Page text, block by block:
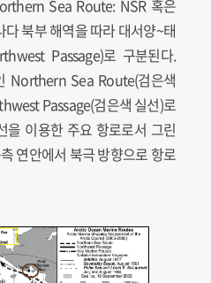
Sea Route: NSR 혹은
북부 해역을 따라 대서양~태
Passage)로 구분된다.
Northern Sea Route(검은색
Passage(검은색 실선)로
을 이용한 주요 항로로서 그린
연안에서 북극 방향으로 항로